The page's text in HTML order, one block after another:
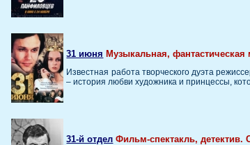
31 июня Музыкальная,
Известная работа творческого дуэта
– история любви художника и принцессы,
31-й отдел Фильм-спектакль, детектив.